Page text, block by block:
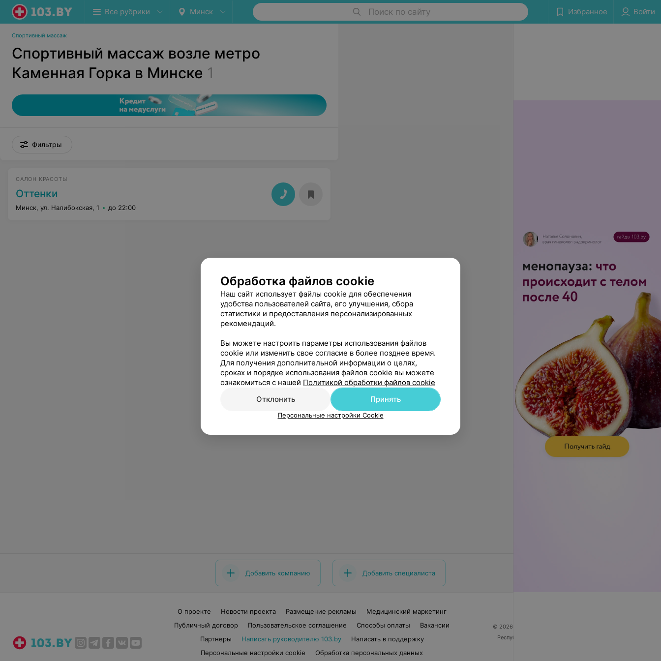
Все рубрики Минск Поиск по сайту Избранное Войти
Спортивный массаж
Спортивный массаж возле метро
Каменная Горка в Минске 1
Фильтры
САЛОН КРАСОТЫ
Оттенки
Минск, ул. Налибокская, 1 до 22:00
Добавить компанию Добавить специалиста
О проекте Новости проекта Размещение рекламы
Медицинский маркетинг
Публичный договор
Пользовательское соглашение Способы оплаты
Вакансии
Партнеры
Написать руководителю 103.by
Написать в поддержку
Персональные настройки cookie
Обработка персональных данных
© 2026 ООО «Артокс Лаб», УНП 191700409
Республика Беларусь, г. Минск, улица Толбухина, 2,
Обработка файлов cookie
Наш сайт использует файлы cookie для обеспечения
удобства пользователей сайта, его улучшения, сбора
статистики и предоставления персонализированных
рекомендаций.
Вы можете настроить параметры использования файлов
cookie или изменить свое согласие в более позднее время.
Для получения дополнительной информации о целях,
сроках и порядке использования файлов cookie вы можете
ознакомиться с нашей Политикой обработки файлов cookie
Отклонить
Принять
Персональные настройки Cookie